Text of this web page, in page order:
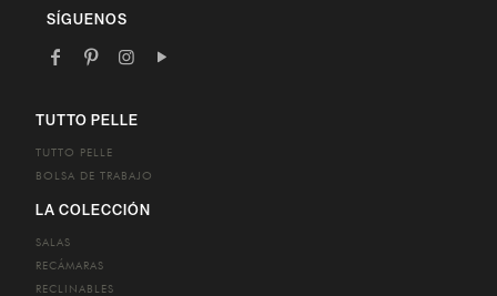
SÍGUENOS
TUTTO PELLE
TUTTO PELLE
BOLSA DE TRABAJO
LA COLECCIÓN
SALAS
RECÁMARAS
RECLINABLES